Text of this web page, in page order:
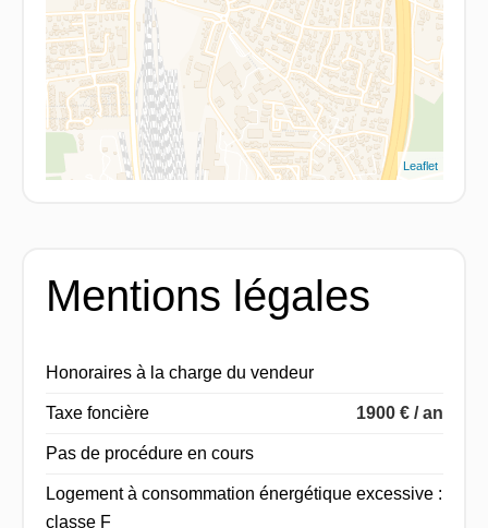
Leaflet
Mentions légales
Honoraires à la charge du vendeur
Taxe foncière 1900 € / an
Pas de procédure en cours
Logement à consommation énergétique excessive :
classe F